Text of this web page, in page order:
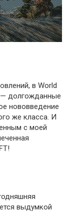
в World
— долгожданные
нововведение
же класса. И
с моей
выдумкой